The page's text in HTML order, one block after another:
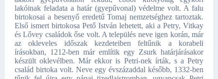
lakóinak feladata a határ (gyepűvonal) védelme volt. A falu
birtokosai a besenyő eredetű Tomaj nemzetséghez tartoztak.
Első ismert birtokosa Pető István lehetett, aki a Petry, Vitkay
és Lővey családok őse volt. A település neve igen korán, már
az okleveles időszak kezdeteiben feltűnik a korabeli
írásokban, 1212-ben már említik egy Zsurk határjárásakor
készült oklevélben. Már ekkor is Petri-nek írták, s a Petry
család birtoka volt. Neve egy évszázaddal később, 1332-ben